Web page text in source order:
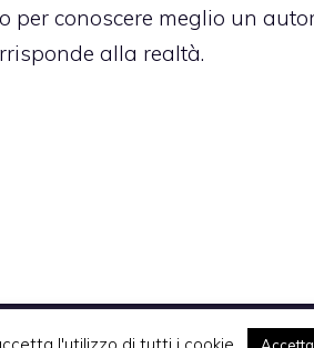
per conoscere meglio un
alla realtà.
© 2026 Tutti i diritti riservati